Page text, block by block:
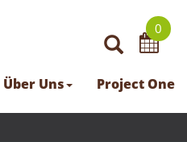
0
Über Uns Project One